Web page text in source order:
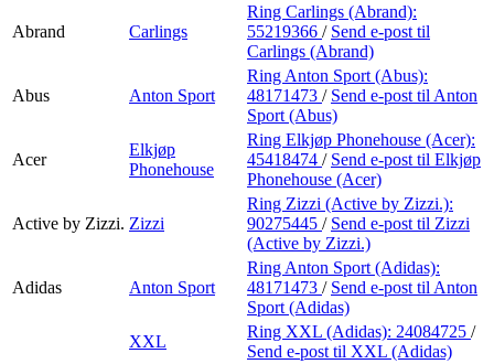
Abrand Carlings
Ring Carlings (Abrand):
55219366 / Send e-post til
Carlings (Abrand)
Abus Anton Sport
Ring Anton Sport (Abus):
48171473 / Send e-post til Anton
Sport (Abus)
Acer
Elkjøp
Phonehouse
Ring Elkjøp Phonehouse (Acer):
45418474 / Send e-post til Elkjøp
Phonehouse (Acer)
Active by Zizzi. Zizzi
Ring Zizzi (Active by Zizzi.):
90275445 / Send e-post til Zizzi
(Active by Zizzi.)
Adidas Anton Sport
Ring Anton Sport (Adidas):
48171473 / Send e-post til Anton
Sport (Adidas)
XXL
Ring XXL (Adidas): 24084725 /
Send e-post til XXL (Adidas)